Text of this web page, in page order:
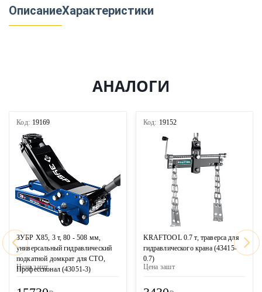
ОписаниеХарактеристики
АНАЛОГИ
Код: 19169
ЗУБР X85, 3 т, 80 - 508 мм,
универсальный гидравлический
подкатной домкрат для СТО,
Профессионал (43051-3)
Цена зашт
Код: 19152
KRAFTOOL 0.7 т, траверса для
гидравлического крана (43415-
0.7)
Цена зашт